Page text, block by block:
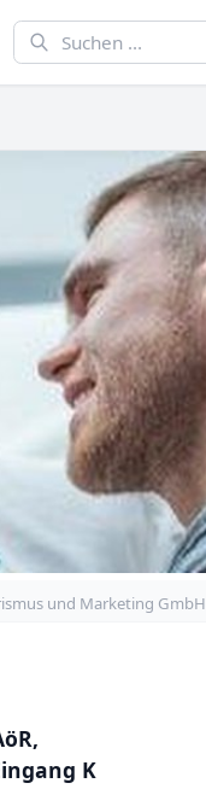
und Marketing GmbH
K